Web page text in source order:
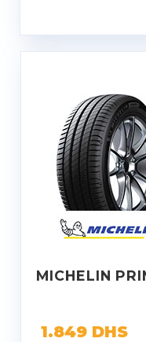
MICHELIN
1.849 DHS